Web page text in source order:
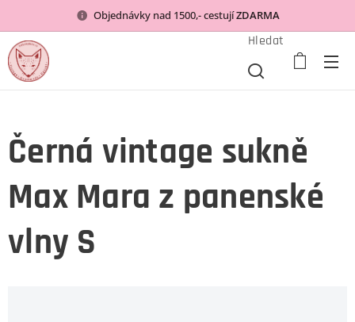
Objednávky nad 1500,- cestujíZDARMA
Hledat
Černá vintage sukně
Max Mara z panenské
vlny S